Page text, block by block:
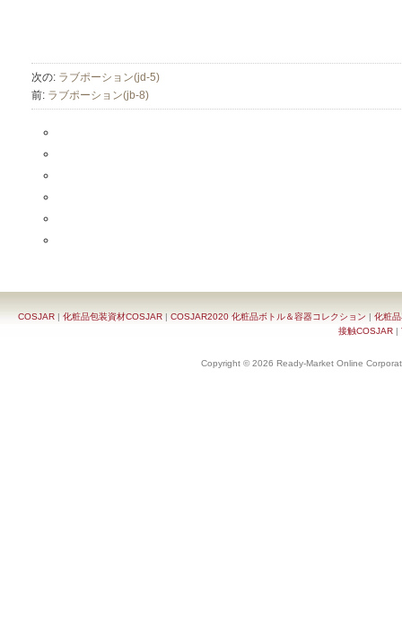
次の: ラブポーション(jd-5)
前: ラブポーション(jb-8)
COSJAR | 化粧品包装資材COSJAR | COSJAR2020 化粧品ボトル＆容器コレクション | 化粧
接触COSJAR|
Copyright © 2026 Ready-Market Online